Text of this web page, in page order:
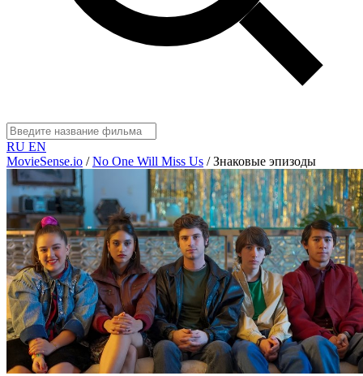
RU EN
MovieSense.io / No One Will Miss Us / Знаковые эпизоды